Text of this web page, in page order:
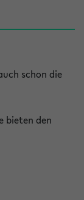
schon die
bieten den